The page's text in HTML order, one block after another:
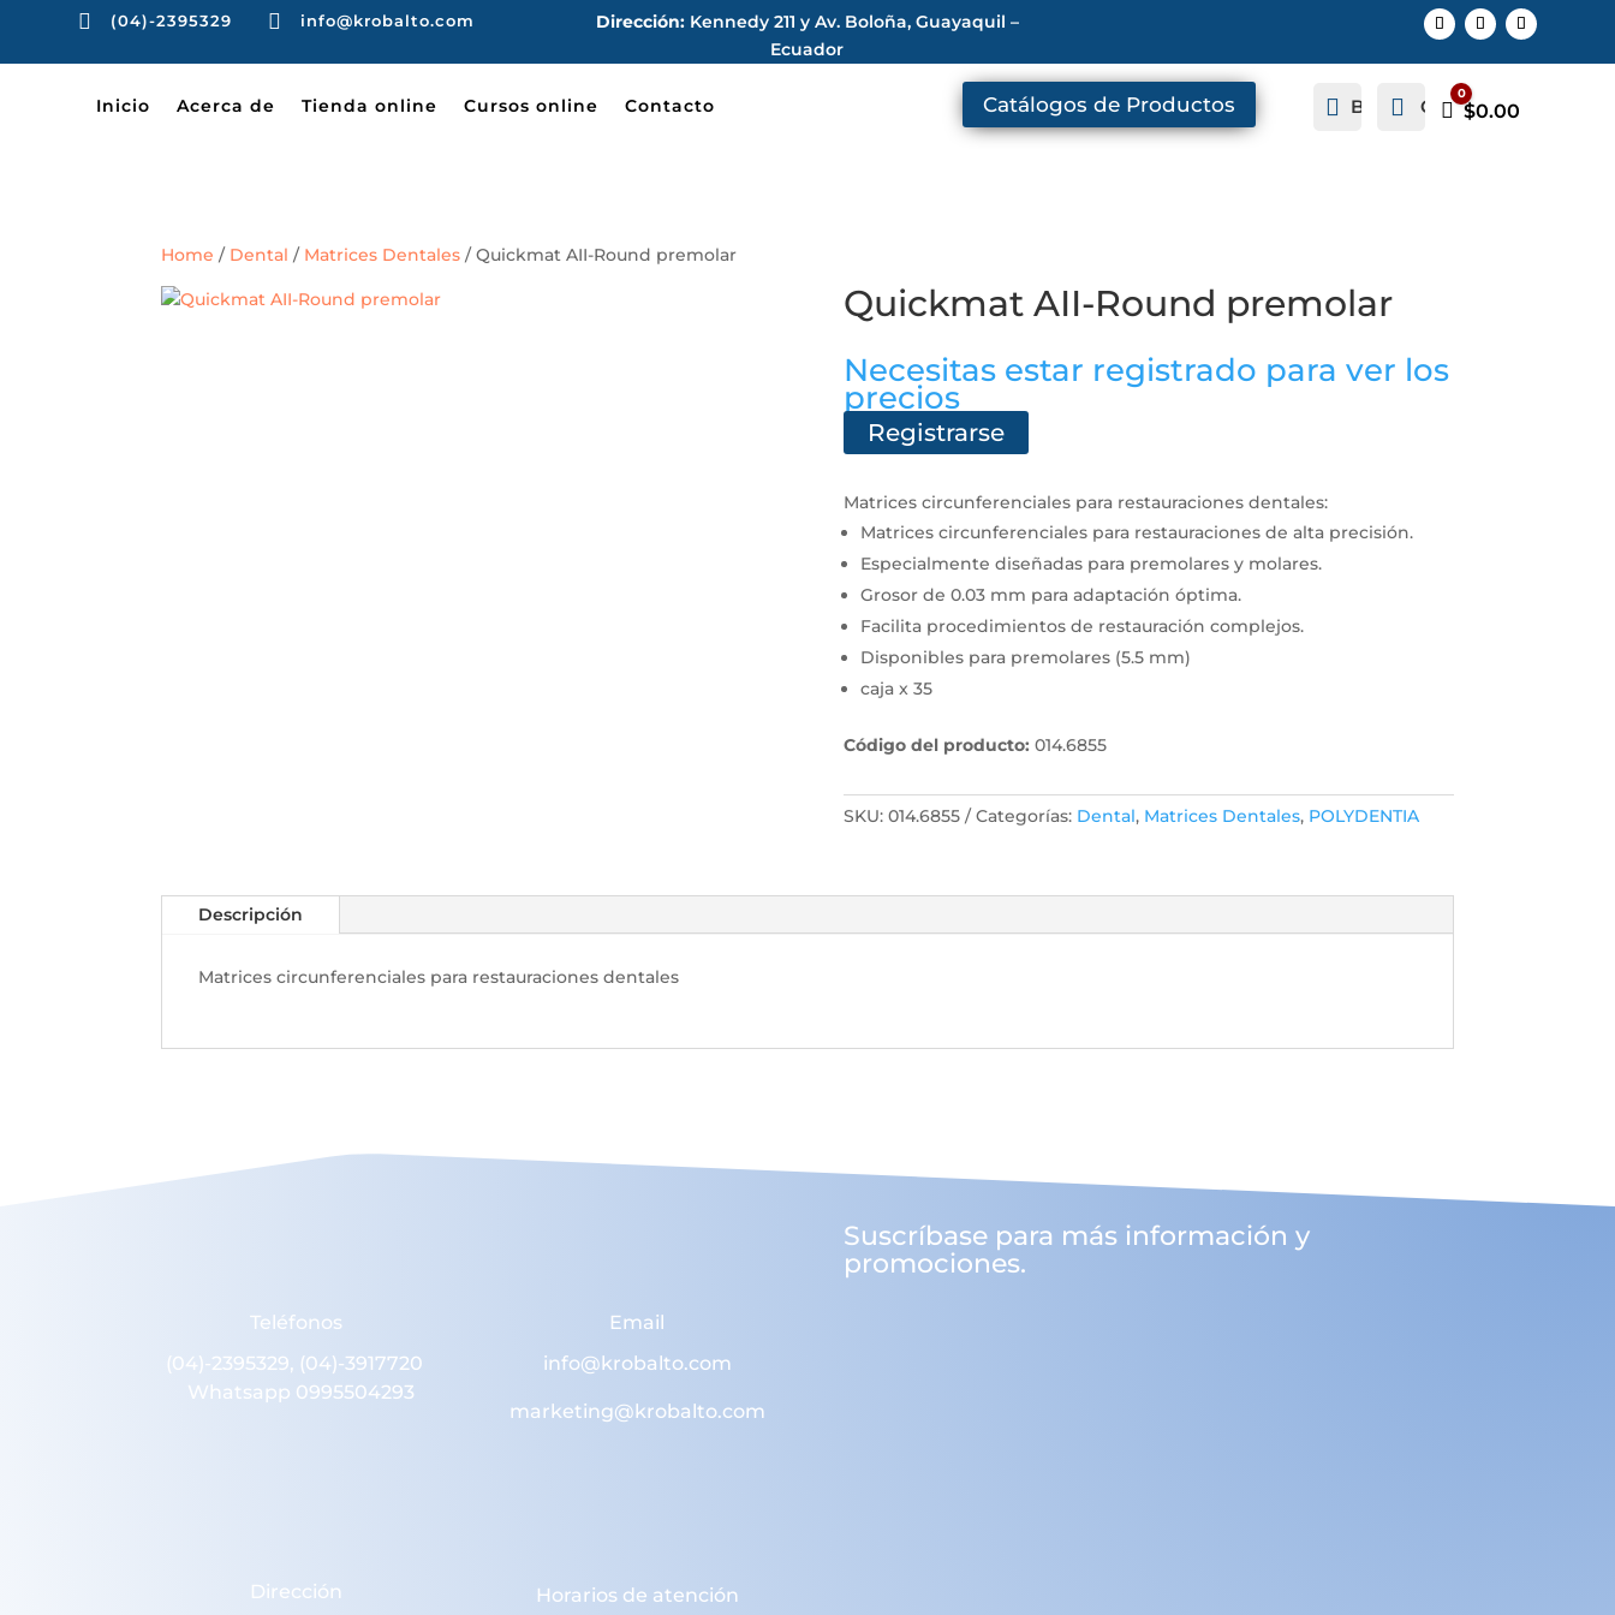
 (04)-2395329  info@krobalto.com Dirección:Kennedy 211 y Av. Boloña, Guayaquil –
Ecuador
Inicio Acerca de Tienda online Cursos online Contacto Catálogos de Productos  Buscar
 Cuenta
Carro
0
$0.00
Home / Dental / Matrices Dentales / Quickmat AII-Round premolar
Quickmat AII-Round premolar
Necesitas estar registrado para ver los
precios
Registrarse
Matrices circunferenciales para restauraciones dentales:
Matrices circunferenciales para restauraciones de alta precisión.
Especialmente diseñadas para premolares y molares.
Grosor de 0.03 mm para adaptación óptima.
Facilita procedimientos de restauración complejos.
Disponibles para premolares (5.5 mm)
caja x 35
Código del producto: 014.6855
SKU: 014.6855 Categorías: Dental, Matrices Dentales, POLYDENTIA
Descripción
Matrices circunferenciales para restauraciones dentales
Teléfonos
(04)-2395329, (04)-3917720
Whatsapp 0995504293
Dirección
Email
info@krobalto.com
marketing@krobalto.com
Horarios de atención
Suscríbase para más información y
promociones.